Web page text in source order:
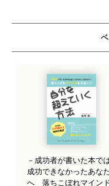
－成功者が書いた本で
成功できなかったあな
へ 落ちこぼれマイン